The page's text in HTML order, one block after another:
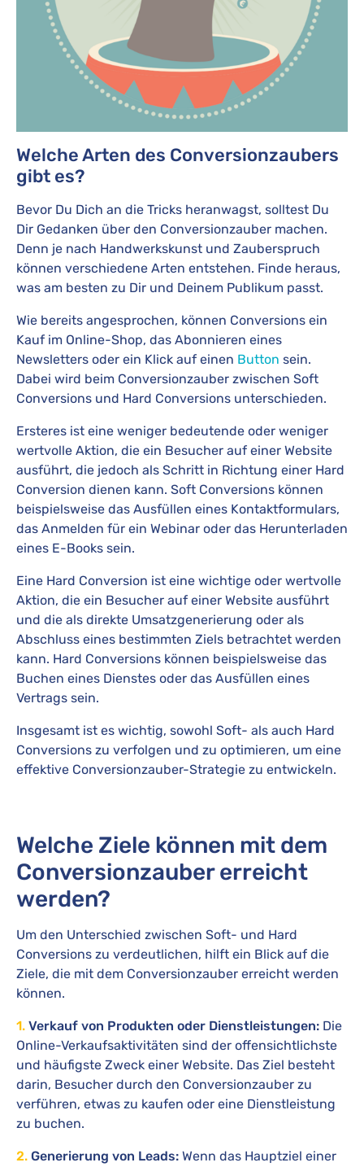
Welche Arten des Conversionzaubers
gibt es?
Bevor Du Dich an die Tricks heranwagst, solltest Du
Dir Gedanken über den Conversionzauber machen.
Denn je nach Handwerkskunst und Zauberspruch
können verschiedene Arten entstehen. Finde heraus,
was am besten zu Dir und Deinem Publikum passt.
Wie bereits angesprochen, können Conversions ein
Kauf im Online-Shop, das Abonnieren eines
Newsletters oder ein Klick auf einen Button sein.
Dabei wird beim Conversionzauber zwischen Soft
Conversions und Hard Conversions unterschieden.
Ersteres ist eine weniger bedeutende oder weniger
wertvolle Aktion, die ein Besucher auf einer Website
ausführt, die jedoch als Schritt in Richtung einer Hard
Conversion dienen kann. Soft Conversions können
beispielsweise das Ausfüllen eines Kontaktformulars,
das Anmelden für ein Webinar oder das Herunterladen
eines E-Books sein.
Eine Hard Conversion ist eine wichtige oder wertvolle
Aktion, die ein Besucher auf einer Website ausführt
und die als direkte Umsatzgenerierung oder als
Abschluss eines bestimmten Ziels betrachtet werden
kann. Hard Conversions können beispielsweise das
Buchen eines Dienstes oder das Ausfüllen eines
Vertrags sein.
Insgesamt ist es wichtig, sowohl Soft- als auch Hard
Conversions zu verfolgen und zu optimieren, um eine
effektive Conversionzauber-Strategie zu entwickeln.
Welche Ziele können mit dem
Conversionzauber erreicht
werden?
Um den Unterschied zwischen Soft- und Hard
Conversions zu verdeutlichen, hilft ein Blick auf die
Ziele, die mit dem Conversionzauber erreicht werden
können.
1. Verkauf von Produkten oder Dienstleistungen: Die
Online-Verkaufsaktivitäten sind der offensichtlichste
und häufigste Zweck einer Website. Das Ziel besteht
darin, Besucher durch den Conversionzauber zu
verführen, etwas zu kaufen oder eine Dienstleistung
zu buchen.
2. Generierung von Leads: Wenn das Hauptziel einer